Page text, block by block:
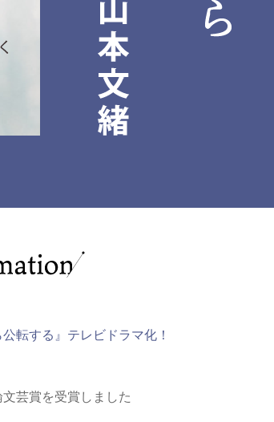
公転する』テレビドラマ化！
芸賞を受賞しました